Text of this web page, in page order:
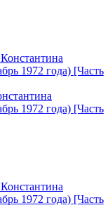
1972 года) [Часть